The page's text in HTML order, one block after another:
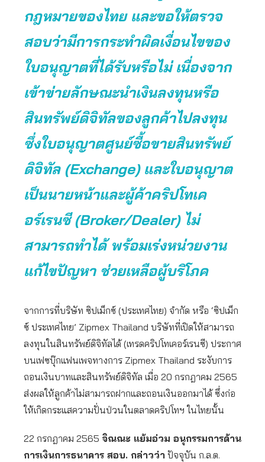
กฎหมายของไทย และขอให้ตรวจ
สอบว่ามีการกระทำผิดเงื่อนไขของ
ใบอนุญาตที่ได้รับหรือไม่ เนื่องจาก
เข้าข่ายลักษณะนำเงินลงทุนหรือ
สินทรัพย์ดิจิทัลของลูกค้าไปลงทุน
ซึ่งใบอนุญาตศูนย์ซื้อขายสินทรัพย์
ดิจิทัล (Exchange) และใบอนุญาต
เป็นนายหน้าและผู้ค้าคริปโทเค
อร์เรนซี (Broker/Dealer) ไม่
สามารถทำได้ พร้อมเร่งหน่วยงาน
แก้ไขปัญหา ช่วยเหลือผู้บริโภค
จากการที่บริษัท ซิปเม็กซ์ (ประเทศไทย) จำกัด หรือ ‘ซิปเม็ก
ซ์ ประเทศไทย’ Zipmex Thailand บริษัทที่เปิดให้สามารถ
ลงทุนในสินทรัพย์ดิจิทัลได้ (เทรดคริปโทเคอร์เรนซี) ประกาศ
บนเฟซบุ๊กแฟนเพจทางการ Zipmex Thailand ระงับการ
ถอนเงินบาทและสินทรัพย์ดิจิทัล เมื่อ 20 กรกฎาคม 2565
ส่งผลให้ลูกค้าไม่สามารถฝากและถอนเงินออกมาได้ ซึ่งก่อ
ให้เกิดกระแสความปั่นป่วนในตลาดคริปโทฯ ในไทยนั้น
22 กรกฎาคม 2565 จิณณะ แย้มอ่วม อนุกรรมการด้าน
การเงินการธนาคาร สอบ. กล่าวว่า ปัจจุบัน ก.ล.ต.